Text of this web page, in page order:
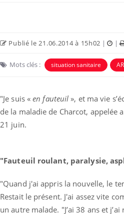
Publié le 21.06.2014 à 15h02 | |
Mots clés : situation sanitaire
"Je suis « en fauteuil», et ma vie
de la maladie de Charcot,
21 juin.
"Fauteuil roulant, paralysie,
"Quand j'ai appris la nouvelle, le
Restait le présent. J'ai assez vite
un autre malade. "J’ai 38 ans et